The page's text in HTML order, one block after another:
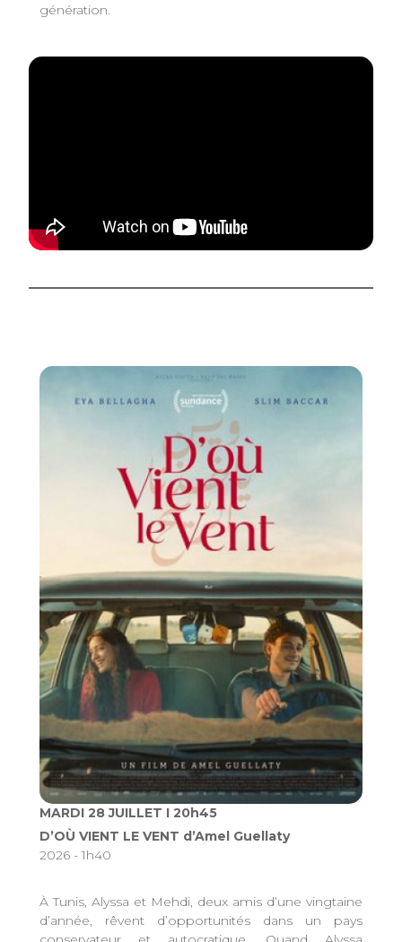
génération.
MARDI 28 JUILLET I 20h45
D’OÙ VIENT LE VENT d’Amel Guellaty
2026 - 1h40
À Tunis, Alyssa et Mehdi, deux amis d’une vingtaine
d’année, rêvent d’opportunités dans un pays